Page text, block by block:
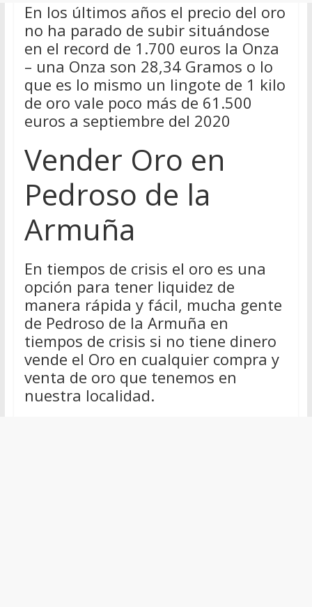
En los últimos años el precio del oro
no ha parado de subir situándose
en el record de 1.700 euros la Onza
– una Onza son 28,34 Gramos o lo
que es lo mismo un lingote de 1 kilo
de oro vale poco más de 61.500
euros a septiembre del 2020
Vender Oro en
Pedroso de la
Armuña
En tiempos de crisis el oro es una
opción para tener liquidez de
manera rápida y fácil, mucha gente
de Pedroso de la Armuña en
tiempos de crisis si no tiene dinero
vende el Oro en cualquier compra y
venta de oro que tenemos en
nuestra localidad.